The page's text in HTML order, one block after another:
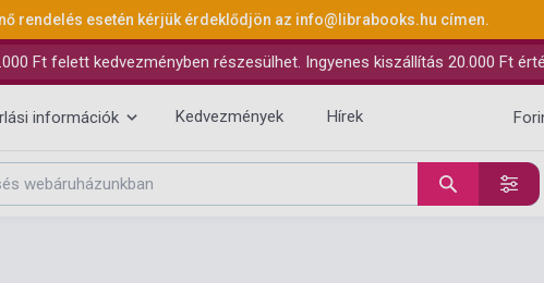
rendelés esetén kérjük érdeklődjön az info@librabooks.hu címen.
Ft felett kedvezményben részesülhet. Ingyenes kiszállítás 20.000 Ft
információk Kedvezmények Hírek